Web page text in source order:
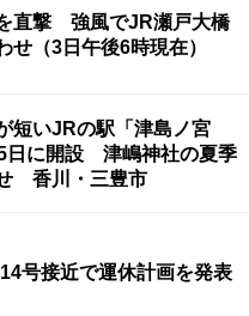
直撃 強風でJR瀬戸大橋
せ（3日午後6時現在）
短いJRの駅「津島ノ宮
日に開設 津嶋神社の夏季
香川・三豊市
号接近で運休計画を発表